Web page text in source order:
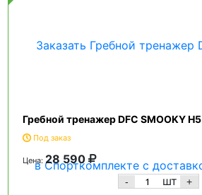
Гребной тренажер DFC SMOOKY H5
Под заказ
Цена: 28 590
- шт +